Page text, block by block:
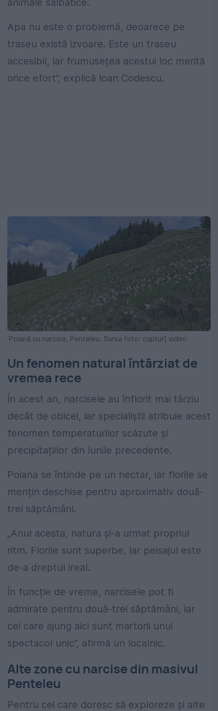
Apa nu este o problemă, deoarece pe
traseu există izvoare. Este un traseu
accesibil, iar frumusețea acestui loc merită
orice efort”, explică Ioan Codescu.
Poiană cu narcise, Penteleu. Sursa foto: captur[ video
Un fenomen natural întârziat de
vremea rece
În acest an, narcisele au înflorit mai târziu
decât de obicei, iar specialiștii atribuie acest
fenomen temperaturilor scăzute și
precipitațiilor din lunile precedente.
Poiana se întinde pe un hectar, iar florile se
mențin deschise pentru aproximativ două-
trei săptămâni.
„Anul acesta, natura și-a urmat propriul
ritm. Florile sunt superbe, iar peisajul este
de-a dreptul ireal.
În funcție de vreme, narcisele pot fi
admirate pentru două-trei săptămâni, iar
cei care ajung aici sunt martorii unui
spectacol unic”, afirmă un localnic.
Alte zone cu narcise din masivul
Penteleu
Pentru cei care doresc să exploreze și alte